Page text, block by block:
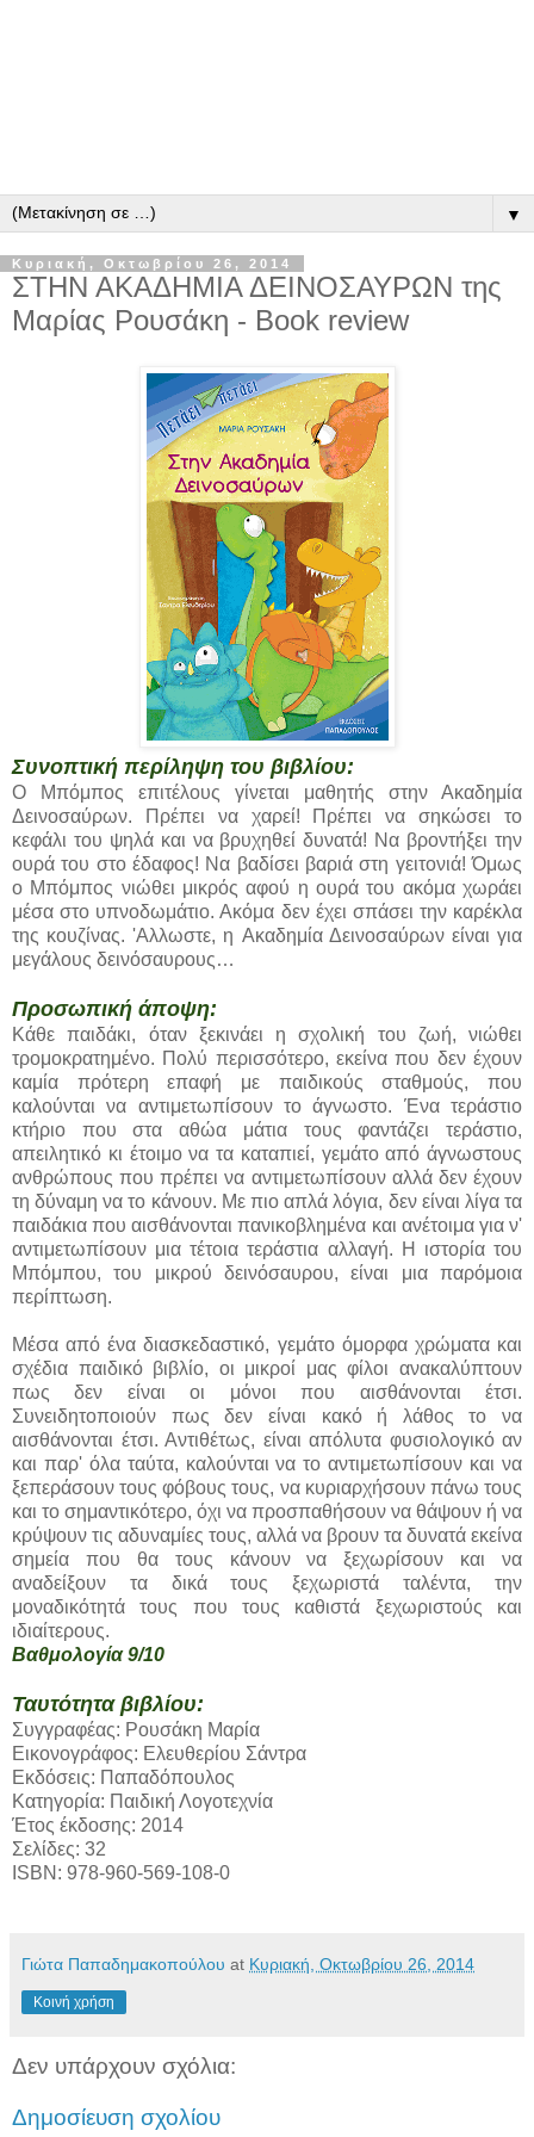
▼
Κυριακή, Οκτωβρίου 26, 2014
ΣΤΗΝ ΑΚΑΔΗΜΙΑ ΔΕΙΝΟΣΑΥΡΩΝ της
Μαρίας Ρουσάκη - Book review
Συνοπτική περίληψη του βιβλίου:
Ο Μπόμπος επιτέλους γίνεται μαθητής στην Ακαδημία
Δεινοσαύρων. Πρέπει να χαρεί! Πρέπει να σηκώσει το
κεφάλι του ψηλά και να βρυχηθεί δυνατά! Να βροντήξει την
ουρά του στο έδαφος! Να βαδίσει βαριά στη γειτονιά! Όμως
ο Μπόμπος νιώθει μικρός αφού η ουρά του ακόμα χωράει
μέσα στο υπνοδωμάτιο. Ακόμα δεν έχει σπάσει την καρέκλα
της κουζίνας. 'Aλλωστε, η Aκαδημία Δεινοσαύρων είναι για
μεγάλους δεινόσαυρους…
Προσωπική άποψη:
Κάθε παιδάκι, όταν ξεκινάει η σχολική του ζωή, νιώθει
τρομοκρατημένο. Πολύ περισσότερο, εκείνα που δεν έχουν
καμία πρότερη επαφή με παιδικούς σταθμούς, που
καλούνται να αντιμετωπίσουν το άγνωστο. Ένα τεράστιο
κτήριο που στα αθώα μάτια τους φαντάζει τεράστιο,
απειλητικό κι έτοιμο να τα καταπιεί, γεμάτο από άγνωστους
ανθρώπους που πρέπει να αντιμετωπίσουν αλλά δεν έχουν
τη δύναμη να το κάνουν. Με πιο απλά λόγια, δεν είναι λίγα τα
παιδάκια που αισθάνονται πανικοβλημένα και ανέτοιμα για ν'
αντιμετωπίσουν μια τέτοια τεράστια αλλαγή. Η ιστορία του
Μπόμπου, του μικρού δεινόσαυρου, είναι μια παρόμοια
περίπτωση.
Μέσα από ένα διασκεδαστικό, γεμάτο όμορφα χρώματα και
σχέδια παιδικό βιβλίο, οι μικροί μας φίλοι ανακαλύπτουν
πως δεν είναι οι μόνοι που αισθάνονται έτσι.
Συνειδητοποιούν πως δεν είναι κακό ή λάθος το να
αισθάνονται έτσι. Αντιθέτως, είναι απόλυτα φυσιολογικό αν
και παρ' όλα ταύτα, καλούνται να το αντιμετωπίσουν και να
ξεπεράσουν τους φόβους τους, να κυριαρχήσουν πάνω τους
και το σημαντικότερο, όχι να προσπαθήσουν να θάψουν ή να
κρύψουν τις αδυναμίες τους, αλλά να βρουν τα δυνατά εκείνα
σημεία που θα τους κάνουν να ξεχωρίσουν και να
αναδείξουν τα δικά τους ξεχωριστά ταλέντα, την
μοναδικότητά τους που τους καθιστά ξεχωριστούς και
ιδιαίτερους.
Βαθμολογία 9/10
Ταυτότητα βιβλίου:
Συγγραφέας: Ρουσάκη Μαρία
Εικονογράφος: Ελευθερίου Σάντρα
Εκδόσεις: Παπαδόπουλος
Κατηγορία: Παιδική Λογοτεχνία
Έτος έκδοσης: 2014
Σελίδες: 32
ISBN: 978-960-569-108-0
Γιώτα Παπαδημακοπούλου at Κυριακή, Οκτωβρίου 26, 2014
Κοινή χρήση
Δεν υπάρχουν σχόλια:
Δημοσίευση σχολίου